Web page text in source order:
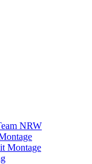
NRW
Montage